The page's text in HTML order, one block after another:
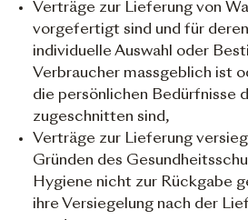
Verträge zur Lieferung von
vorgefertigt sind und für
individuelle Auswahl oder
Verbraucher massgeblich ist
die persönlichen Bedürfnisse
zugeschnitten sind,
Verträge zur Lieferung
Gründen des
Hygiene nicht zur Rückgabe
ihre Versiegelung nach der